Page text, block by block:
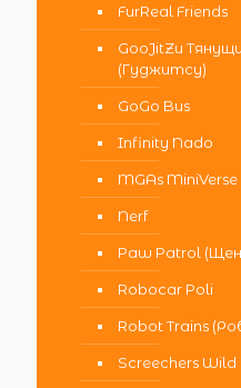
FurReal Friends
GooJitZu
(Гуджитсу)
GoGo Bus
Infinity Nado
MGAs MiniVerse
Nerf
Paw Patrol
Robocar Poli
Robot Trains
Screechers